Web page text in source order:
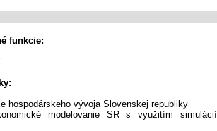
funkcie:
hospodárskeho vývoja Slovenskej republiky
modelovanie SR s využitím